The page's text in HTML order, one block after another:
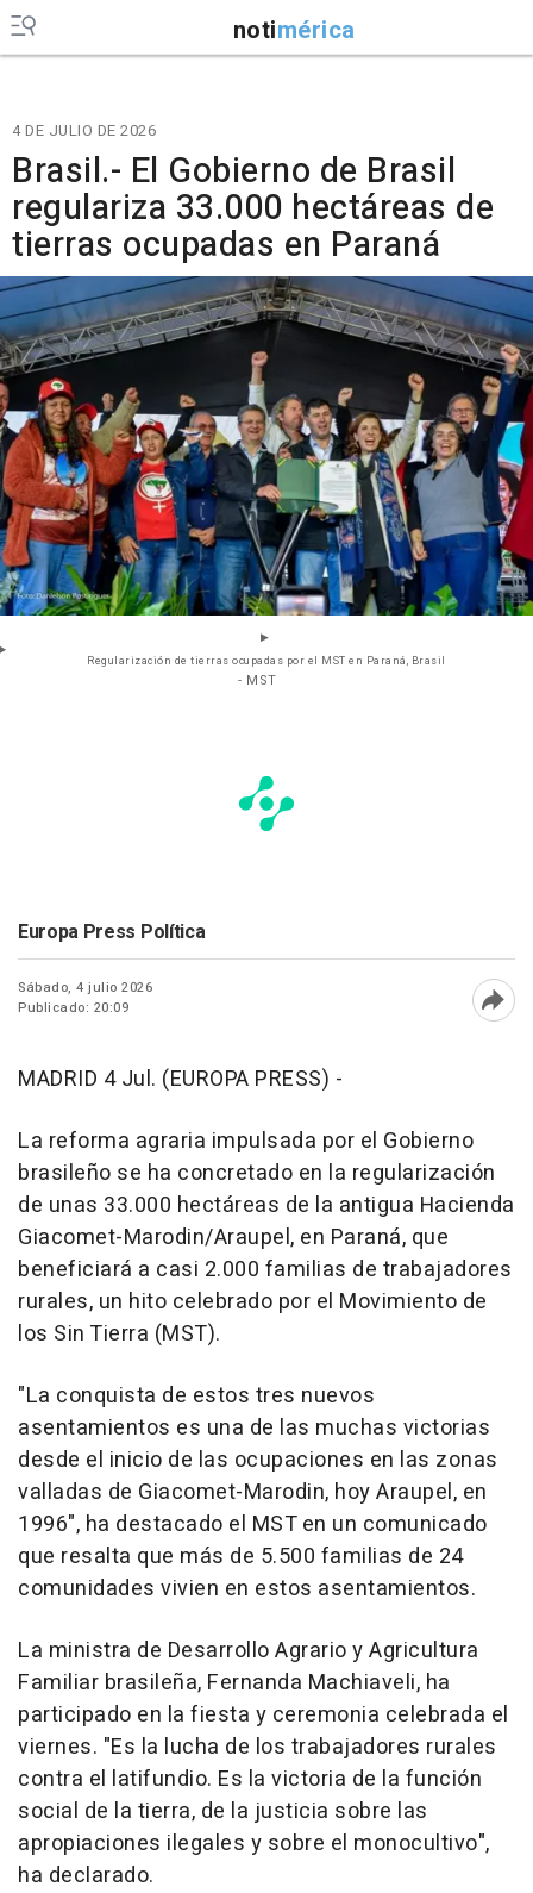
notimérica
4 DE JULIO DE 2026
Brasil.- El Gobierno de Brasil
regulariza 33.000 hectáreas de
tierras ocupadas en Paraná
Regularización de tierras ocupadas por el MST en Paraná, Brasil
- MST
Europa Press Política
Sábado, 4 julio 2026
Publicado: 20:09
MADRID 4 Jul. (EUROPA PRESS) -
La reforma agraria impulsada por el Gobierno
brasileño se ha concretado en la regularización
de unas 33.000 hectáreas de la antigua Hacienda
Giacomet-Marodin/Araupel, en Paraná, que
beneficiará a casi 2.000 familias de trabajadores
rurales, un hito celebrado por el Movimiento de
los Sin Tierra (MST).
"La conquista de estos tres nuevos
asentamientos es una de las muchas victorias
desde el inicio de las ocupaciones en las zonas
valladas de Giacomet-Marodin, hoy Araupel, en
1996", ha destacado el MST en un comunicado
que resalta que más de 5.500 familias de 24
comunidades vivien en estos asentamientos.
La ministra de Desarrollo Agrario y Agricultura
Familiar brasileña, Fernanda Machiaveli, ha
participado en la fiesta y ceremonia celebrada el
viernes. "Es la lucha de los trabajadores rurales
contra el latifundio. Es la victoria de la función
social de la tierra, de la justicia sobre las
apropiaciones ilegales y sobre el monocultivo",
ha declarado.